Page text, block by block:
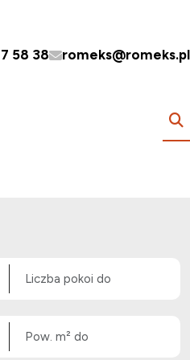
58 38 romeks@romeks.pl